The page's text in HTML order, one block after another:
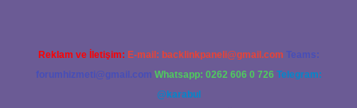
Reklam ve İletişim: E-mail: backlinkpaneli@gmail.com Teams:
forumhizmeti@gmail.com Whatsapp: 0262 606 0 726 Telegram:
@karabul